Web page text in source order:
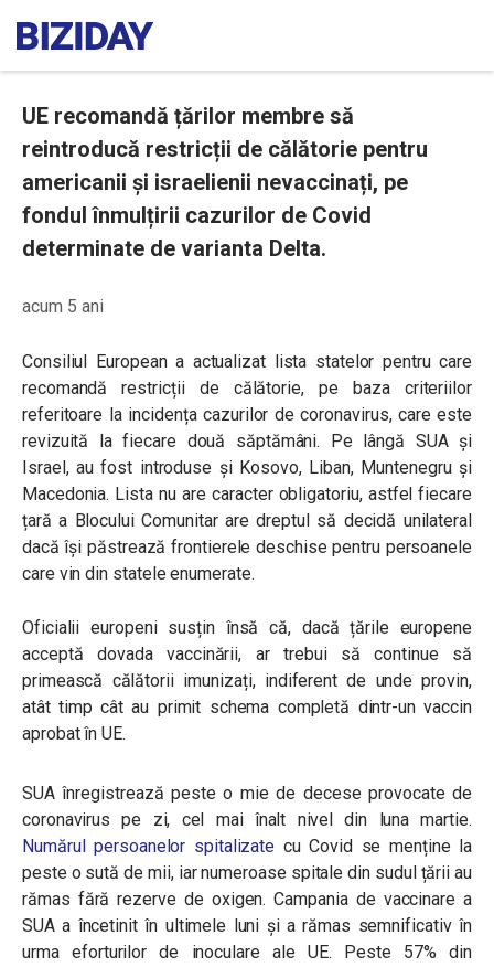
UE recomandă țărilor membre să
reintroducă restricții de călătorie pentru
americanii și israelienii nevaccinați, pe
fondul înmulțirii cazurilor de Covid
determinate de varianta Delta.
acum 5 ani
Consiliul European a actualizat lista statelor pentru care
recomandă restricții de călătorie, pe baza criteriilor
referitoare la incidența cazurilor de coronavirus, care este
revizuită la fiecare două săptămâni. Pe lângă SUA și
Israel, au fost introduse și Kosovo, Liban, Muntenegru și
Macedonia. Lista nu are caracter obligatoriu, astfel fiecare
țară a Blocului Comunitar are dreptul să decidă unilateral
dacă își păstrează frontierele deschise pentru persoanele
care vin din statele enumerate.
Oficialii europeni susțin însă că, dacă țările europene
acceptă dovada vaccinării, ar trebui să continue să
primească călătorii imunizați, indiferent de unde provin,
atât timp cât au primit schema completă dintr-un vaccin
aprobat în UE.
SUA înregistrează peste o mie de decese provocate de
coronavirus pe zi, cel mai înalt nivel din luna martie.
Numărul persoanelor spitalizate cu Covid se menține la
peste o sută de mii, iar numeroase spitale din sudul țării au
rămas fără rezerve de oxigen. Campania de vaccinare a
SUA a încetinit în ultimele luni și a rămas semnificativ în
urma eforturilor de inoculare ale UE. Peste 57% din